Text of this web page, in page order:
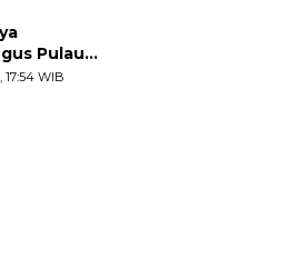
Pulau
Dugaan
17:54 WIB